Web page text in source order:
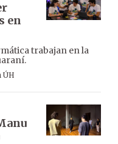
en
trabajan en la
ÚH